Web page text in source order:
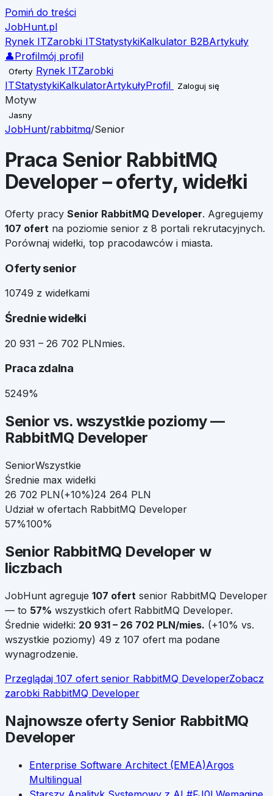
Pomiń do treści
JobHunt.pl
Rynek ITZarobki ITStatystykiKalkulator B2BArtykuły
👤Profilmój profil
Oferty Rynek ITZarobki
ITStatystykiKalkulatorArtykułyProfil Zaloguj się
Motyw
Jasny
JobHunt/rabbitmq/Senior
Praca Senior RabbitMQ
Developer– oferty, widełki
Oferty pracy Senior RabbitMQ Developer. Agregujemy
107 ofert na poziomie senior z 8 portali rekrutacyjnych.
Porównaj widełki, top pracodawców i miasta.
Oferty senior
10749 z widełkami
Średnie widełki
20 931 – 26 702 PLNmies.
Praca zdalna
5249%
Senior vs. wszystkie poziomy —
RabbitMQ Developer
SeniorWszystkie
Średnie max widełki
26 702 PLN(+10%)24 264 PLN
Udział w ofertach RabbitMQ Developer
57%100%
Senior RabbitMQ Developer w
liczbach
JobHunt agreguje 107 ofert senior RabbitMQ Developer
— to 57% wszystkich ofert RabbitMQ Developer.
Średnie widełki: 20 931 – 26 702 PLN/mies. (+10% vs.
wszystkie poziomy) 49 z 107 ofert ma podane
wynagrodzenie.
Przeglądaj 107 ofert senior RabbitMQ DeveloperZobacz
zarobki RabbitMQ Developer
Najnowsze oferty Senior RabbitMQ
Developer
Enterprise Software Architect (EMEA)Argos
Multilingual